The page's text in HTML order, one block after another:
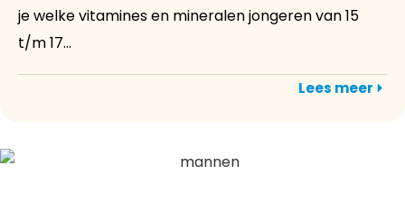
je welke vitamines en mineralen jongeren van 15
t/m 17...
Lees meer